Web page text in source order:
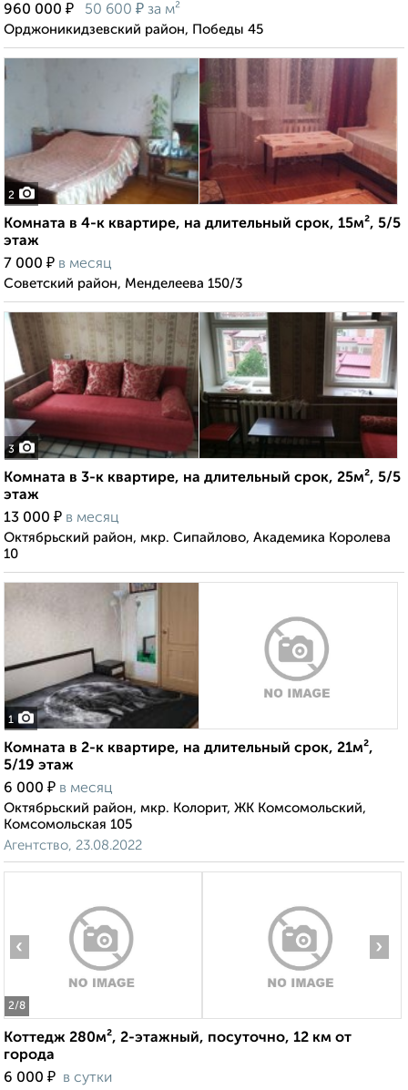
960 000 ₽ 50 600 ₽ за м²
Орджоникидзевский район, Победы 45
2
Комната в 4-к квартире, на длительный срок, 15м², 5/5
этаж
7 000 ₽ в месяц
Советский район, Менделеева 150/3
3
Комната в 3-к квартире, на длительный срок, 25м², 5/5
этаж
13 000 ₽ в месяц
Октябрьский район, мкр. Сипайлово, Академика Королева
10
1
Комната в 2-к квартире, на длительный срок, 21м²,
5/19 этаж
6 000 ₽ в месяц
Октябрьский район, мкр. Колорит, ЖК Комсомольский,
Комсомольская 105
Агентство, 23.08.2022
2/8
‹ ›
Коттедж 280м², 2-этажный, посуточно, 12 км от
города
6 000 ₽ в сутки